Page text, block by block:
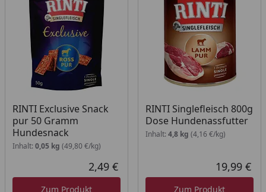
Fütterungsempfehlung
Gewicht des Hundes:
18kg = 1 Dose;
44kg = 2 Dosen.
Der tägliche Bedarf variiert nach Alter, Aktivität und
Rasse.
RINTI Exclusive Snack
pur 50 Gramm
Hundesnack
Inhalt: 0,05 kg (49,80 €/kg)
Aktueller Preis
2,49 €
Zum Produkt
RINTI Singlefleisch 800g
Dose Hundenassfutter
Inhalt: 4,8 kg (4,16 €/kg)
19,99 €
Zum Produkt